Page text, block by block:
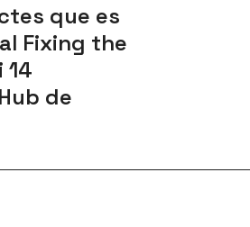
que es
Fixing the
14
de